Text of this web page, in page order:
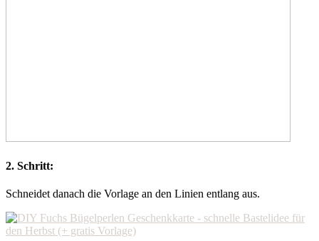
2. Schritt:
Schneidet danach die Vorlage an den Linien entlang aus.